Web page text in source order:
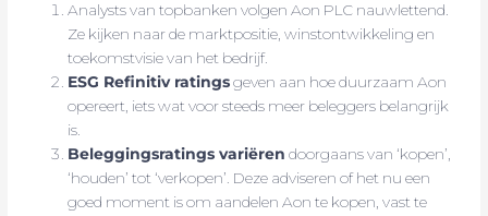
Analysts van topbanken volgen Aon PLC nauwlettend.
Ze kijken naar de marktpositie, winstontwikkeling en
toekomstvisie van het bedrijf.
ESG Refinitiv ratingsgeven aan hoe duurzaam Aon
opereert, iets wat voor steeds meer beleggers belangrijk
is.
Beleggingsratings variëren doorgaans van ‘kopen’,
‘houden’ tot ‘verkopen’. Deze adviseren of het nu een
goed moment is om aandelen Aon te kopen, vast te